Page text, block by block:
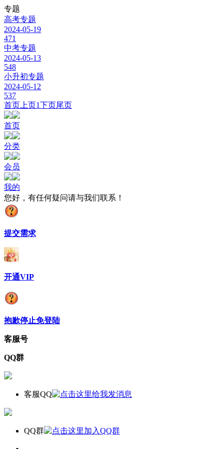
专题
高考专题
2024-05-19
471
中考专题
2024-05-13
548
小升初专题
2024-05-12
537
首页 上页1下页尾页
首页
分类
会员
我的
您好，有任何疑问请与我们联系！
提交需求
开通VIP
抱歉停止免登陆
客服号
QQ群
客服QQ
QQ群